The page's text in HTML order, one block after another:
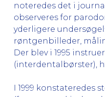
noteredes det i
observeres for
yderligere
røntgenbilleder,
Der blev i 1995
(interdentalbørster),
I 1999 konstateredes